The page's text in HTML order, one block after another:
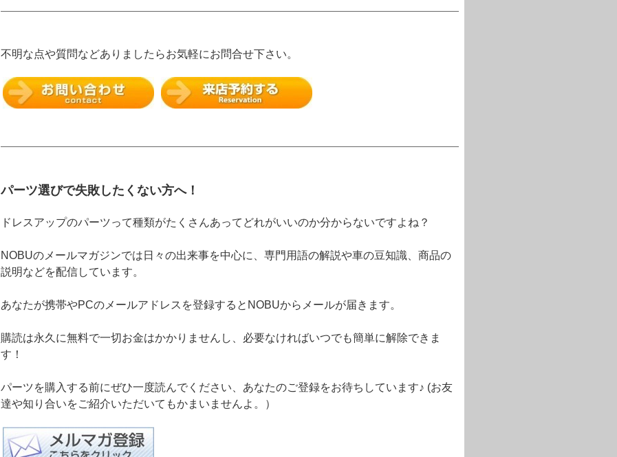
不明な点や質問などありましたらお気軽にお問合せ下さい。
パーツ選びで失敗したくない方へ！
ドレスアップのパーツって種類がたくさんあってどれがいいのか分からないですよね？
NOBUのメールマガジンでは日々の出来事を中心に、専門用語の解説や車の豆知識、商品の
説明などを配信しています。
あなたが携帯やPCのメールアドレスを登録するとNOBUからメールが届きます。
購読は永久に無料で一切お金はかかりませんし、必要なければいつでも簡単に解除できま
す！
パーツを購入する前にぜひ一度読んでください、あなたのご登録をお待ちしています♪ (お友
達や知り合いをご紹介いただいてもかまいませんよ。）